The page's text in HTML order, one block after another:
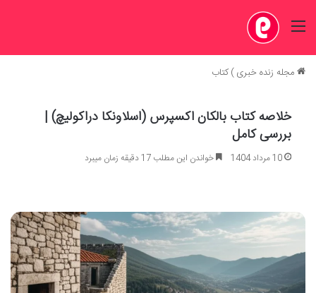
منو
مجله زنده خبری)کتاب
خلاصه کتاب بالکان اکسپرس (اسلاونکا دراکولیچ) |
بررسی کامل
10 مرداد 1404 خواندن این مطلب 17 دقیقه زمان میبرد